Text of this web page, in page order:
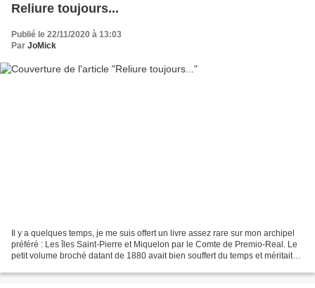
Reliure toujours...
Publié le 22/11/2020 à 13:03
Par JoMick
Il y a quelques temps, je me suis offert un livre assez rare sur mon archipel
préféré : Les îles Saint-Pierre et Miquelon par le Comte de Premio-Real. Le
petit volume broché datant de 1880 avait bien souffert du temps et méritait